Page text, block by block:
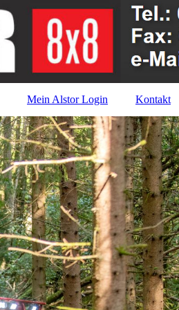
Mein Alstor Login Kontakt